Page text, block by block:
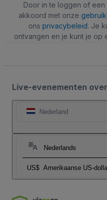
Door in te loggen of een
akkoord met onze
ons privacybeleid. Je
ontvangen en je kunt je op
Live-evenementen
Nederland
Nederlands
US$ Amerikaanse US-